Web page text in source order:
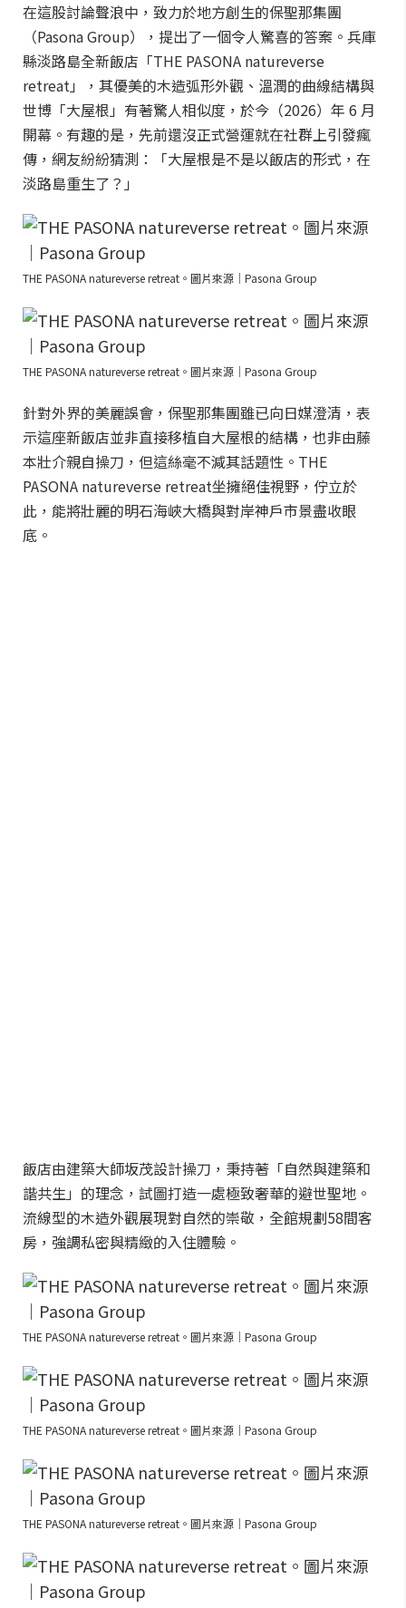
在這股討論聲浪中，致力於地方創生的保聖那集團
（Pasona Group），提出了一個令人驚喜的答案。兵庫
縣淡路島全新飯店「THE PASONA natureverse
retreat」，其優美的木造弧形外觀、溫潤的曲線結構與
世博「大屋根」有著驚人相似度，於今（2026）年 6 月
開幕。有趣的是，先前還沒正式營運就在社群上引發瘋
傳，網友紛紛猜測：「大屋根是不是以飯店的形式，在
淡路島重生了？」
THE PASONA natureverse retreat。圖片來源｜Pasona Group
THE PASONA natureverse retreat。圖片來源｜Pasona Group
針對外界的美麗誤會，保聖那集團雖已向日媒澄清，表
示這座新飯店並非直接移植自大屋根的結構，也非由藤
本壯介親自操刀，但這絲毫不減其話題性。THE
PASONA natureverse retreat坐擁絕佳視野，佇立於
此，能將壯麗的明石海峽大橋與對岸神戶市景盡收眼
底。
飯店由建築大師坂茂設計操刀，秉持著「自然與建築和
諧共生」的理念，試圖打造一處極致奢華的避世聖地。
流線型的木造外觀展現對自然的崇敬，全館規劃58間客
房，強調私密與精緻的入住體驗。
THE PASONA natureverse retreat。圖片來源｜Pasona Group
THE PASONA natureverse retreat。圖片來源｜Pasona Group
THE PASONA natureverse retreat。圖片來源｜Pasona Group